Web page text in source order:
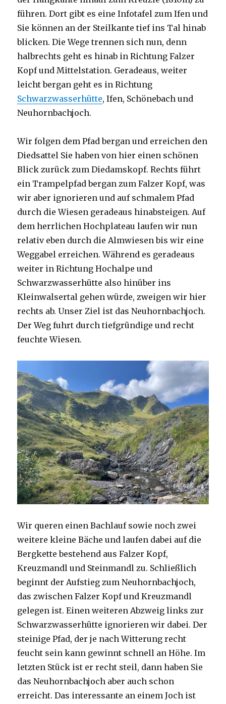
führen. Dort gibt es eine Infotafel zum Ifen und
Sie können an der Steilkante tief ins Tal hinab
blicken. Die Wege trennen sich nun, denn
halbrechts geht es hinab in Richtung Falzer
Kopf und Mittelstation. Geradeaus, weiter
leicht bergan geht es in Richtung
Schwarzwasserhütte, Ifen, Schönebach und
Neuhornbachjoch.
Wir folgen dem Pfad bergan und erreichen den
Diedsattel Sie haben von hier einen schönen
Blick zurück zum Diedamskopf. Rechts führt
ein Trampelpfad bergan zum Falzer Kopf, was
wir aber ignorieren und auf schmalem Pfad
durch die Wiesen geradeaus hinabsteigen. Auf
dem herrlichen Hochplateau laufen wir nun
relativ eben durch die Almwiesen bis wir eine
Weggabel erreichen. Während es geradeaus
weiter in Richtung Hochalpe und
Schwarzwasserhütte also hinüber ins
Kleinwalsertal gehen würde, zweigen wir hier
rechts ab. Unser Ziel ist das Neuhornbachjoch.
Der Weg fuhrt durch tiefgründige und recht
feuchte Wiesen.
Wir queren einen Bachlauf sowie noch zwei
weitere kleine Bäche und laufen dabei auf die
Bergkette bestehend aus Falzer Kopf,
Kreuzmandl und Steinmandl zu. Schließlich
beginnt der Aufstieg zum Neuhornbachjoch,
das zwischen Falzer Kopf und Kreuzmandl
gelegen ist. Einen weiteren Abzweig links zur
Schwarzwasserhütte ignorieren wir dabei. Der
steinige Pfad, der je nach Witterung recht
feucht sein kann gewinnt schnell an Höhe. Im
letzten Stück ist er recht steil, dann haben Sie
das Neuhornbachjoch aber auch schon
erreicht. Das interessante an einem Joch ist